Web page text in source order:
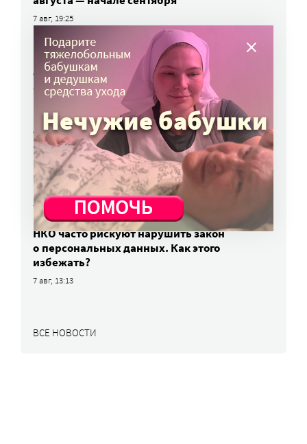
7 авг, 19:25
Родных, которые могут взять ребенка
из проблемной семьи, предлагают искать
с полицией
7 авг, 17:06
Родителей детей-инвалидов просят пройти
опрос о трудоустройстве
7 авг, 15:34
«Энхерту» от рака груди включили
в перечень жизненно важных препаратов
7 авг, 15:15
НКО часто рискуют нарушить закон
о персональных данных. Как этого
избежать?
7 авг, 13:13
ВСЕ НОВОСТИ